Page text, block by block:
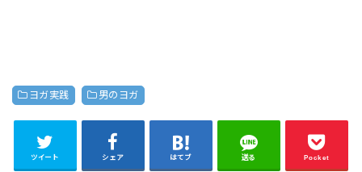
ヨガ実践 男のヨガ
ツイート シェア はてブ 送る Pocket